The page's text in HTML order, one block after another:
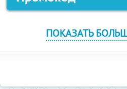
ПОКАЗАТЬ